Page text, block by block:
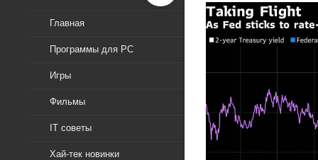
Главная
Программы для PC
Игры
Фильмы
IT советы
Хай-тек новинки